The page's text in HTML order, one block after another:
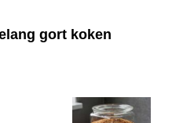
gort koken